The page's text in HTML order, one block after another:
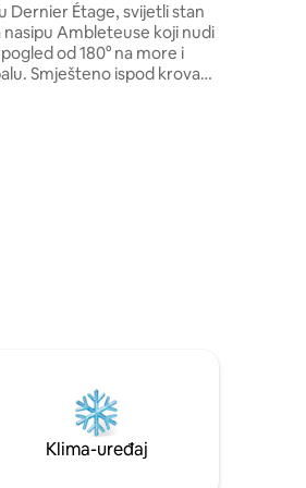
Dernier Étage, svijetli stan
Ambleteuse koji nudi
od 180° na more i
Smješteno ispod krova
Klima-uređaj